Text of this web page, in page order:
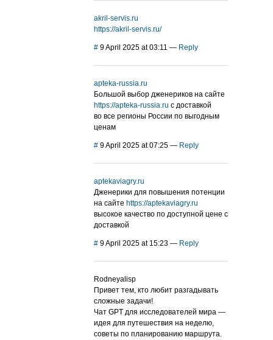
akril-servis.ru
https://akril-servis.ru/
# 9 April 2025 at 03:11 — Reply
apteka-russia.ru
Большой выбор дженериков на сайте
https://apteka-russia.ru с доставкой
во все регионы России по выгодным
ценам
# 9 April 2025 at 07:25 — Reply
aptekaviagry.ru
Дженерики для повышения потенции
на сайте https://aptekaviagry.ru
высокое качество по доступной цене с
доставкой
# 9 April 2025 at 15:23 — Reply
Rodneyalisp
Привет тем, кто любит разгадывать
сложные задачи!
Чат GPT для исследователей мира —
идея для путешествия на неделю,
советы по планированию маршрута.